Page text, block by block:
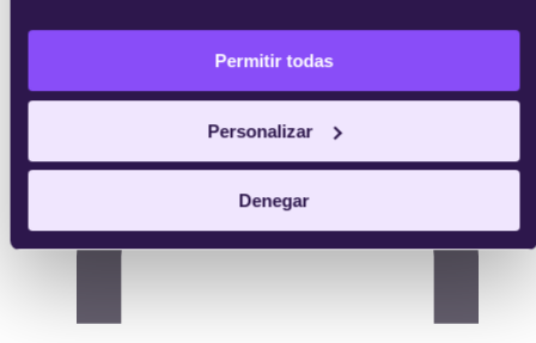
Permitir todas
Personalizar
Denegar